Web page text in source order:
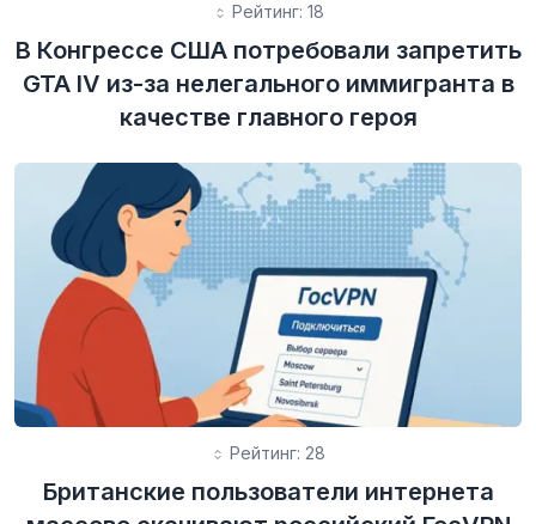
Рейтинг: 18
В Конгрессе США потребовали запретить
GTA IV из-за нелегального иммигранта в
качестве главного героя
Рейтинг: 28
Британские пользователи интернета